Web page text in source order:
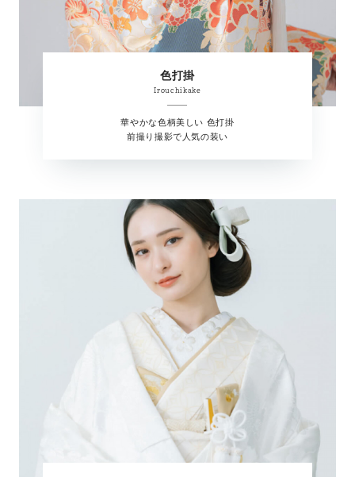
色打掛
Irouchikake
華やかな色柄美しい 色打掛
前撮り撮影で人気の装い